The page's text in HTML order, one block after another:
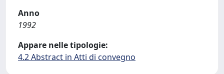
Anno
1992
Appare nelle tipologie:
4.2 Abstract in Atti di convegno